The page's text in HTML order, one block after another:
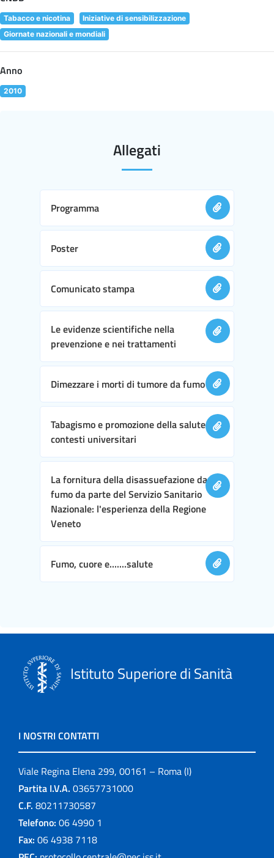
Tabacco e nicotina
Iniziative di sensibilizzazione
Giornate nazionali e mondiali
Anno
2010
Allegati
Programma
Poster
Comunicato stampa
Le evidenze scientifiche nella
prevenzione e nei trattamenti
Dimezzare i morti di tumore da fumo
Tabagismo e promozione della salute nei
contesti universitari
La fornitura della disassuefazione da
fumo da parte del Servizio Sanitario
Nazionale: l'esperienza della Regione
Veneto
Fumo, cuore e.......salute
Istituto Superiore di Sanità
I NOSTRI CONTATTI
Viale Regina Elena 299, 00161 – Roma (I)
Partita I.V.A. 03657731000
C.F. 80211730587
Telefono: 06 4990 1
Fax: 06 4938 7118